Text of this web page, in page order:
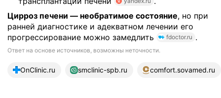
Цирроз печени — необратимое состояние, но при
ранней диагностике и адекватном лечении его
прогрессирование можно замедлить
fdoctor.ru .
Ответ на основе источников, возможны неточности.
14 источников
OnClinic.ru smclinic-spb.ru comfort.sovamed.ru